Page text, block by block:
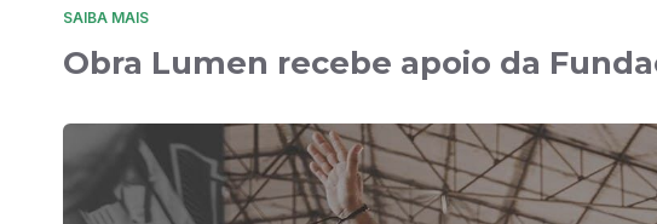
SAIBA MAIS
Obra Lumen recebe apoio da